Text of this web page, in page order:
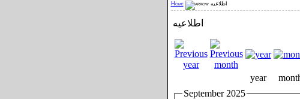
Home اطلاعیه
اطلاعیه
year
September 2025